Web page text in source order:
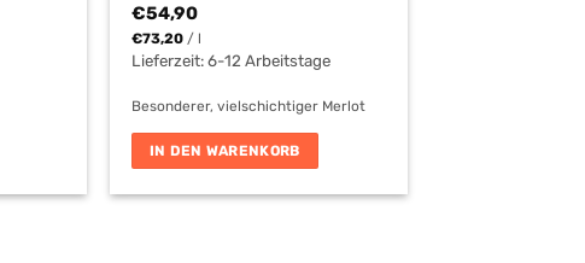
€54,90
€73,20/ l
Lieferzeit: 6-12 Arbeitstage
Besonderer, vielschichtiger Merlot
IN DEN WARENKORB